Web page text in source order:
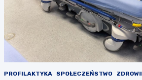
PROFILAKTYKA SPOŁECZEŃSTWO